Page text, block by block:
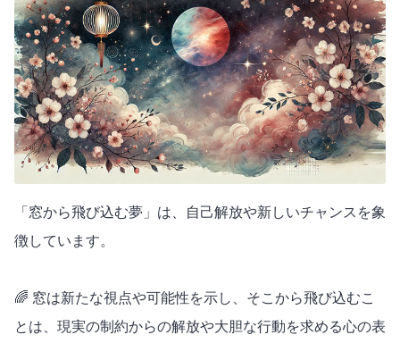
「窓から飛び込む夢」は、自己解放や新しいチャンスを象
徴しています。
🌈 窓は新たな視点や可能性を示し、そこから飛び込むこ
とは、現実の制約からの解放や大胆な行動を求める心の表